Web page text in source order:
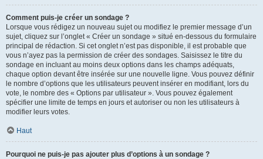
Comment puis-je créer un sondage ?
Lorsque vous rédigez un nouveau sujet ou modifiez le premier message d’un
sujet, cliquez sur l’onglet « Créer un sondage » situé en-dessous du formulaire
principal de rédaction. Si cet onglet n’est pas disponible, il est probable que
vous n’ayez pas la permission de créer des sondages. Saisissez le titre du
sondage en incluant au moins deux options dans les champs adéquats,
chaque option devant être insérée sur une nouvelle ligne. Vous pouvez définir
le nombre d’options que les utilisateurs peuvent insérer en modifiant, lors du
vote, le nombre des « Options par utilisateur ». Vous pouvez également
spécifier une limite de temps en jours et autoriser ou non les utilisateurs à
modifier leurs votes.
Haut
Pourquoi ne puis-je pas ajouter plus d’options à un sondage ?